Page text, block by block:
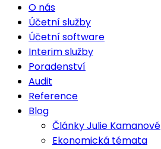
O nás
Účetní služby
Účetní software
Interim služby
Poradenství
Audit
Reference
Blog
Články Julie Kamanové
Ekonomická témata